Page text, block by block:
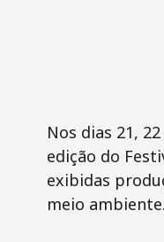
Nos dias 21,
edição do
exibidas
meio ambiente.